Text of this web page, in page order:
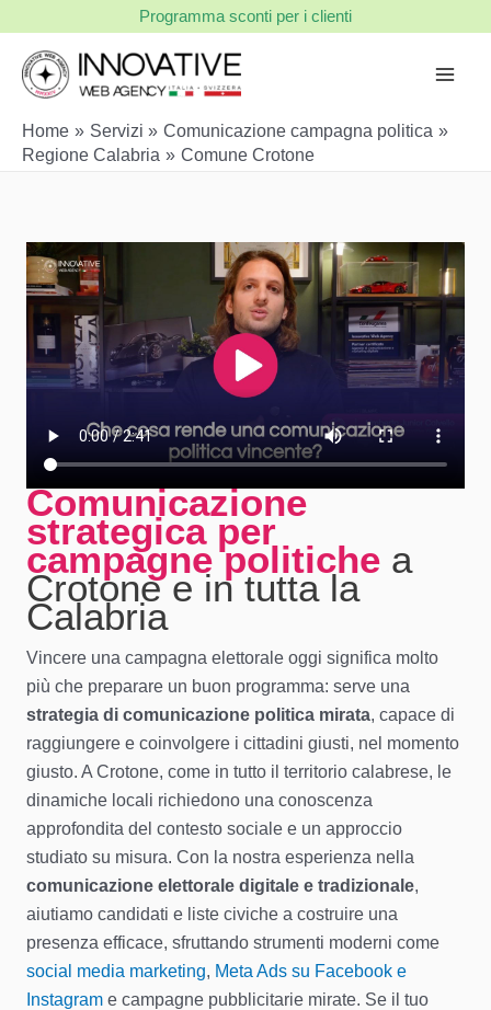
contenuto
Programma sconti per i clienti
Home Servizi
Comunicazione campagna politica
Regione Calabria
Comune Crotone
Comunicazione
strategica per
campagne politiche a
Crotone e in tutta la
Calabria
Vincere una campagna elettorale oggi significa molto
più che preparare un buon programma: serve una
strategia di comunicazione politica mirata, capace di
raggiungere e coinvolgere i cittadini giusti, nel momento
giusto. A Crotone, come in tutto il territorio calabrese, le
dinamiche locali richiedono una conoscenza
approfondita del contesto sociale e un approccio
studiato su misura. Con la nostra esperienza nella
comunicazione elettorale digitale e tradizionale,
aiutiamo candidati e liste civiche a costruire una
presenza efficace, sfruttando strumenti moderni come
social media marketing, Meta Ads su Facebook e
Instagram e campagne pubblicitarie mirate. Se il tuo